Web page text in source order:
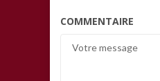
COMMENTAIRE